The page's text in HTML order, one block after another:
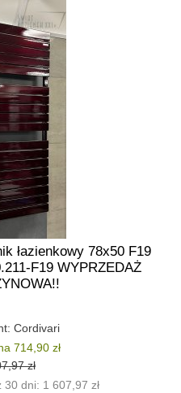
łazienkowy 78x50 F19
F19 WYPRZEDAŻ
Cordivari
714,90 zł
zł
dni: 1 607,97 zł